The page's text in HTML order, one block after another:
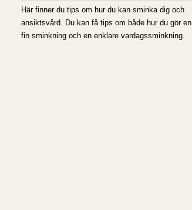
Här finner du tips om hur du kan sminka dig och
ansiktsvård. Du kan få tips om både hur du gör en
fin sminkning och en enklare vardagssminkning.